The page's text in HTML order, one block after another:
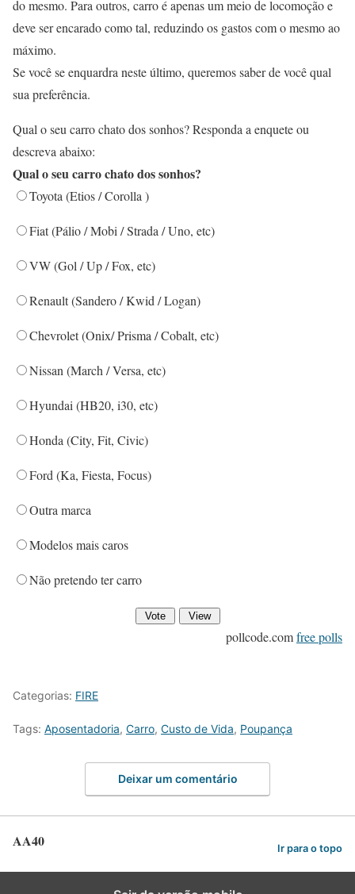
do mesmo. Para outros, carro é apenas um meio de locomoção e
deve ser encarado como tal, reduzindo os gastos com o mesmo ao
máximo.
Se você se enquardra neste último, queremos saber de você qual
sua preferência.
Qual o seu carro chato dos sonhos? Responda a enquete ou
descreva abaixo:
Qual o seu carro chato dos sonhos?
Toyota (Etios / Corolla )
Fiat (Pálio / Mobi / Strada / Uno, etc)
VW (Gol / Up / Fox, etc)
Renault (Sandero / Kwid / Logan)
Chevrolet (Onix/ Prisma / Cobalt, etc)
Nissan (March / Versa, etc)
Hyundai (HB20, i30, etc)
Honda (City, Fit, Civic)
Ford (Ka, Fiesta, Focus)
Outra marca
Modelos mais caros
Não pretendo ter carro
pollcode.comfree polls
Categorias: FIRE
Tags: Aposentadoria, Carro, Custo de Vida, Poupança
Deixar um comentário
AA40 Ir para o topo